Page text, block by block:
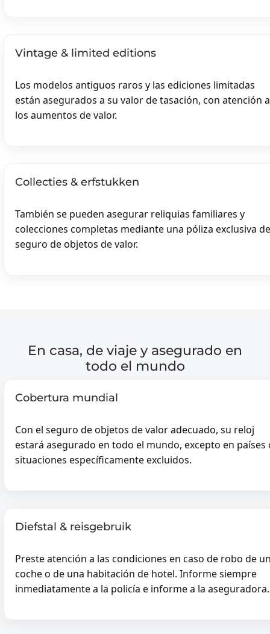
Vintage & limited editions
Los modelos antiguos raros y las ediciones limitadas
están asegurados a su valor de tasación, con atención a
los aumentos de valor.
Collecties & erfstukken
También se pueden asegurar reliquias familiares y
colecciones completas mediante una póliza exclusiva de
seguro de objetos de valor.
En casa, de viaje y asegurado en
todo el mundo
Cobertura mundial
Con el seguro de objetos de valor adecuado, su reloj
estará asegurado en todo el mundo, excepto en países
situaciones específicamente excluidos.
Diefstal & reisgebruik
Preste atención a las condiciones en caso de robo de
coche o de una habitación de hotel. Informe siempre
inmediatamente a la policía e informe a la aseguradora.